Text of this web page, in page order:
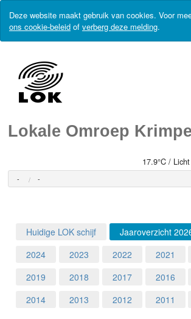
Deze website maakt gebruik van cookies. Voor
ons cookie-beleid of verberg deze melding.
Lokale Omroep
17.9°C /
- -
Home
Programma's
Huidige LOK schijf Jaaroverzicht
2024
2023 2022 2021
2019
2018 2017 2016
2014
2013 2012 2011